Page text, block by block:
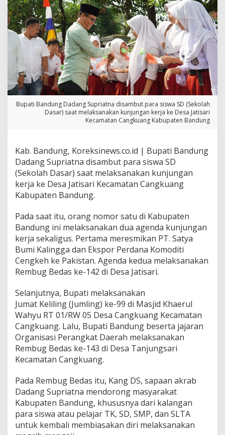
g
A
j
a
k
A
n
a
k
-
a
n
a
k
,
S
D
,
S
,
S
L
T
A
U
n
t
k
M
e
a
k
s
k
a
n
M
a
Bupati Bandung Dadang Supriatna disambut para siswa SD (Sekolah
Dasar) saat melaksanakan kunjungan kerja ke Desa Jatisari
Kecamatan Cangkuang Kabupaten Bandung
Kab. Bandung, Koreksinews.co.id | Bupati Bandung
Dadang Supriatna disambut para siswa SD
(Sekolah Dasar) saat melaksanakan kunjungan
kerja ke Desa Jatisari Kecamatan Cangkuang
Kabupaten Bandung.
Pada saat itu, orang nomor satu di Kabupaten
Bandung ini melaksanakan dua agenda kunjungan
kerja sekaligus. Pertama meresmikan PT. Satya
Bumi Kalingga dan Ekspor Perdana Komoditi
Cengkeh ke Pakistan. Agenda kedua melaksanakan
Rembug Bedas ke-142 di Desa Jatisari.
Selanjutnya, Bupati melaksanakan
Jumat Keliling (Jumling) ke-99 di Masjid Khaerul
Wahyu RT 01/RW 05 Desa Cangkuang Kecamatan
Cangkuang. Lalu, Bupati Bandung beserta jajaran
Organisasi Perangkat Daerah melaksanakan
Rembug Bedas ke-143 di Desa Tanjungsari
Kecamatan Cangkuang.
Pada Rembug Bedas itu, Kang DS, sapaan akrab
Dadang Supriatna mendorong masyarakat
Kabupaten Bandung, khususnya dari kalangan
para siswa atau pelajar TK, SD, SMP, dan SLTA
untuk kembali membiasakan diri melaksanakan